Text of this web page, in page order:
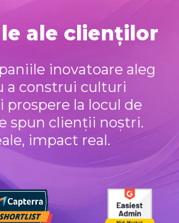
ale clienților
inovatoare aleg
a construi culturi
prospere la locul de
spun clienții noștri.
impact real.